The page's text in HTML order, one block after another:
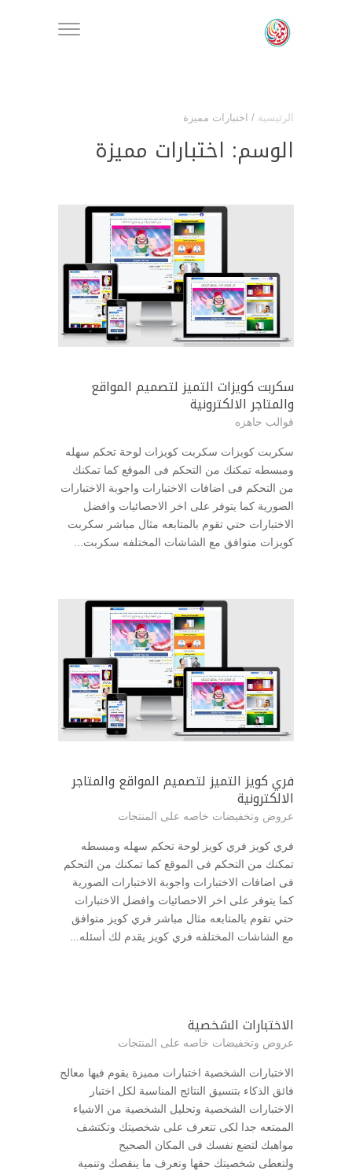
الرئيسية / اختبارات مميزة
الوسم: اختبارات مميزة
سكربت كويزات التميز لتصميم المواقع
والمتاجر الالكترونية
قوالب جاهزه
سكربت كويزات سكربت كويزات لوحة تحكم سهله
ومبسطه تمكنك من التحكم فى الموقع كما تمكنك
من التحكم فى اضافات الاختبارات واجوبة الاختبارات
الصورية كما يتوفر على اخر الاحصائيات وافضل
الاختبارات حتي تقوم بالمتابعه مثال مباشر سكربت
كويزات متوافق مع الشاشات المختلفه سكربت...
فري كويز التميز لتصميم المواقع والمتاجر
الالكترونية
عروض وتخفيضات خاصه على المنتجات
فري كويز فري كويز لوحة تحكم سهله ومبسطه
تمكنك من التحكم فى الموقع كما تمكنك من التحكم
فى اضافات الاختبارات واجوبة الاختبارات الصورية
كما يتوفر على اخر الاحصائيات وافضل الاختبارات
حتي تقوم بالمتابعه مثال مباشر فري كويز متوافق
مع الشاشات المختلفه فري كويز يقدم لك أسئله...
الاختبارات الشخصية
عروض وتخفيضات خاصه على المنتجات
الاختبارات الشخصية اختبارات مميزة يقوم فيها معالج
فائق الذكاء بتنسيق النتائج المناسبة لكل اختبار
الاختبارات الشخصية وتحليل الشخصية من الاشياء
الممتعه جدا لكى تتعرف على شخصيتك وتكتشف
مواهبك لتضع نفسك فى المكان الصحيح
ولتعطى شخصيتك حقها وتعرف ما ينقصك وتنمية